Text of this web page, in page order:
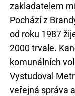
zakladatelem
Pochází z
od roku 1987
2000 trvale.
komunálních
Vystudoval
veřejná správa